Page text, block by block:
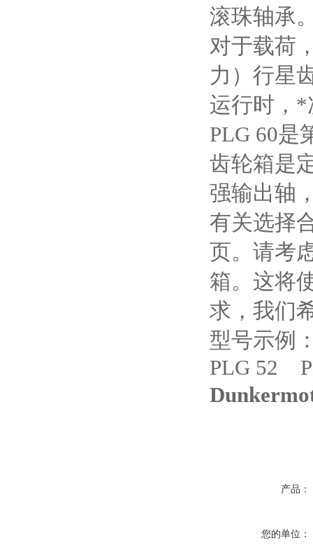
滚珠轴承
对于载荷
力）行星
运行时，*
PLG 60是
齿轮箱是
强输出轴
有关选择
页。请考
箱。这将
求，我们
型号示例
PLG 52
产品：
您的单位：